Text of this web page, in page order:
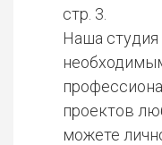
стр. 3.
Наша
проектов
можете